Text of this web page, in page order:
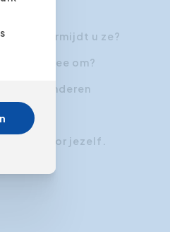
hoe vermijdt u ze?
best mee om?
van anderen
voor jezelf.